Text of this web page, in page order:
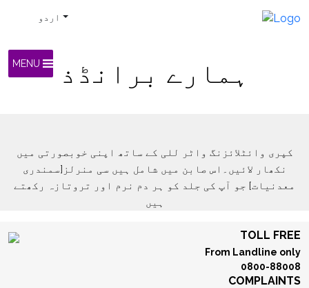
اردو
MENU ہمارے برانڈذ
کپری وائٹلائزنگ واٹر للی کے ساتھ اپنی خوبصورتی میں
نکھار لائیں۔اس صابن میں شامل ہیں سی منرلز[سمندری
معدنیات] جو آپ کی جلد کو ہر دم نرم اور تروتازہ رکھتے
ہیں
TOLL FREE
From Landline only
0800-88008
COMPLAINTS